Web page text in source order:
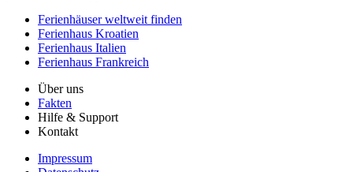
Ferienhäuser weltweit finden
Ferienhaus Kroatien
Ferienhaus Italien
Ferienhaus Frankreich
Über uns
Fakten
Hilfe & Support
Kontakt
Impressum